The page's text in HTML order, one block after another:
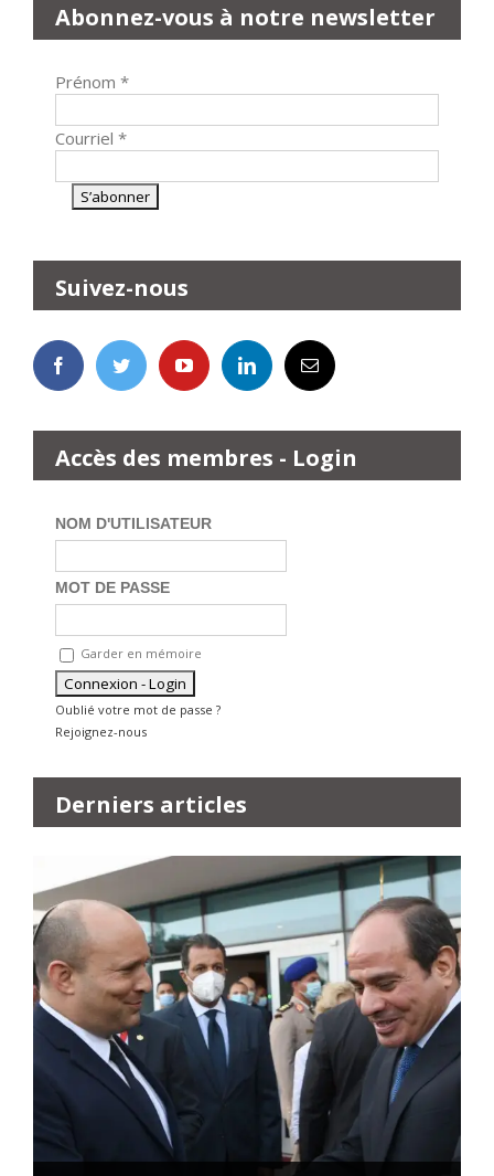
Abonnez-vous à notre newsletter
Prénom *
Courriel *
Suivez-nous
Accès des membres - Login
NOM D'UTILISATEUR
MOT DE PASSE
Garder en mémoire
Oublié votre mot de passe ?
Rejoignez-nous
Derniers articles